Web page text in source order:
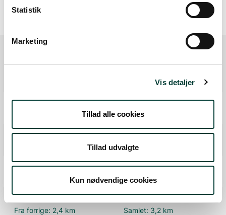
Statistik
Marketing
Vis detaljer
Tillad alle cookies
Tillad udvalgte
Kun nødvendige cookies
Start
Samlet:
P-plads
Samlet:
Legeplads
0,9 km Samlet:0,9 km
Mål
Fra forrige: 2,4 km Samlet: 3,2 km